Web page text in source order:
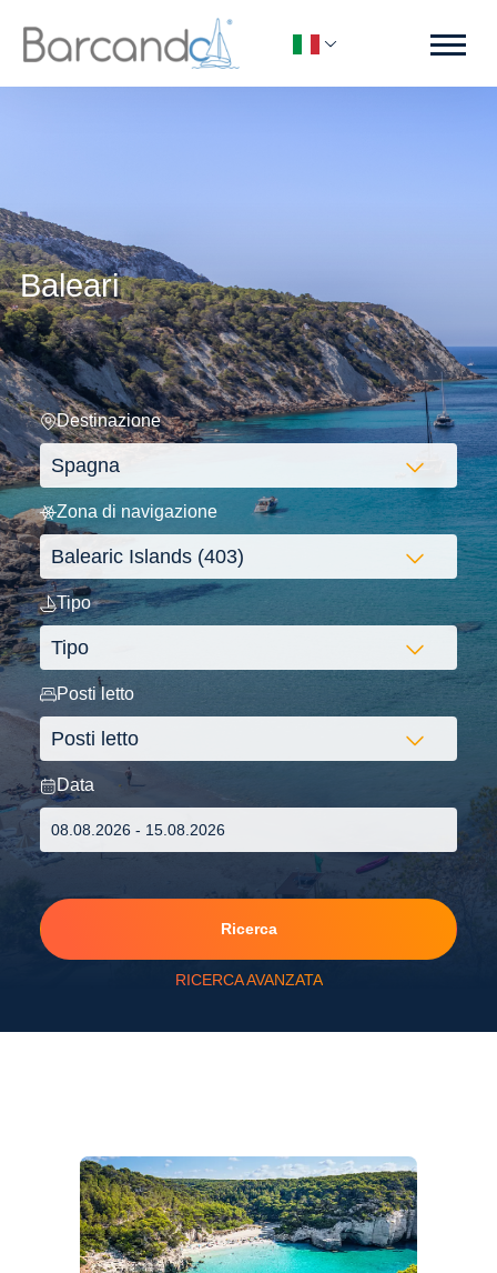
Baleari
Destinazione
Zona di navigazione
Tipo
Posti letto
Data
Ricerca
RICERCA AVANZATA